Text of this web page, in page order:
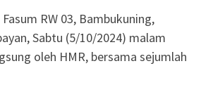
RW 03, Bambukuning,
Sabtu (5/10/2024) malam
oleh HMR, bersama sejumlah